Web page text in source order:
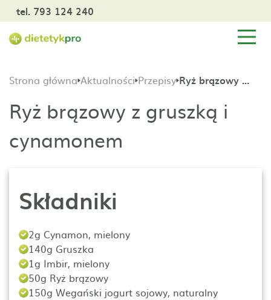
tel. 793 124 240
Strona główna Aktualności Przepisy Ryż brązowy z gruszką i cynamonem
Ryż brązowy z gruszką i
cynamonem
Składniki
2g Cynamon, mielony
140g Gruszka
1g Imbir, mielony
50g Ryż brązowy
150g Wegański jogurt sojowy, naturalny